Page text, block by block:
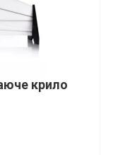
крило